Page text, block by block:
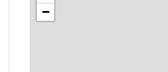
−